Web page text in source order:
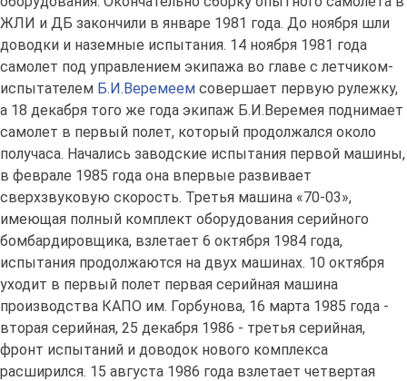
ЖЛИ и ДБ закончили в январе 1981 года. До ноября шли
доводки и наземные испытания. 14 ноября 1981 года
самолет под управлением экипажа во главе с летчиком-
испытателем Б.И.Веремеем совершает первую рулежку,
а 18 декабря того же года экипаж Б.И.Веремея поднимает
самолет в первый полет, который продолжался около
получаса. Начались заводские испытания первой машины,
в феврале 1985 года она впервые развивает
сверхзвуковую скорость. Третья машина «70-03»,
имеющая полный комплект оборудования серийного
бомбардировщика, взлетает 6 октября 1984 года,
испытания продолжаются на двух машинах. 10 октября
уходит в первый полет первая серийная машина
производства КАПО им. Горбунова, 16 марта 1985 года -
вторая серийная, 25 декабря 1986 - третья серийная,
фронт испытаний и доводок нового комплекса
расширился. 15 августа 1986 года взлетает четвертая